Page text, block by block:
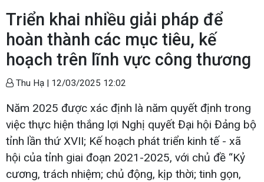
Triển khai nhiều giải pháp để
hoàn thành các mục tiêu, kế
hoạch trên lĩnh vực công thương
Thu Hạ | 12/03/2025 12:02
Năm 2025 được xác định là năm quyết định trong
việc thực hiện thắng lợi Nghị quyết Đại hội Đảng bộ
tỉnh lần thứ XVII; Kế hoạch phát triển kinh tế - xã
hội của tỉnh giai đoạn 2021-2025, với chủ đề “Kỷ
cương, trách nhiệm; chủ động, kịp thời; tinh gọn,